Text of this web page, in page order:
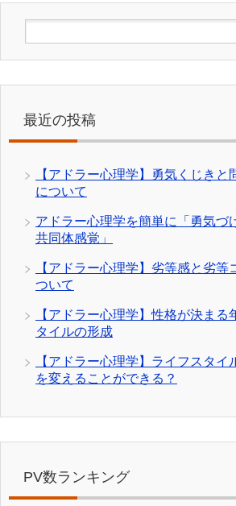
最近の投稿
【アドラー心理学】勇気くじきと
について
アドラー心理学を簡単に「勇気づ
共同体感覚」
【アドラー心理学】劣等感と劣等
ついて
【アドラー心理学】性格が決まる
タイルの形成
【アドラー心理学】ライフスタイ
を変えることができる？
PV数ランキング